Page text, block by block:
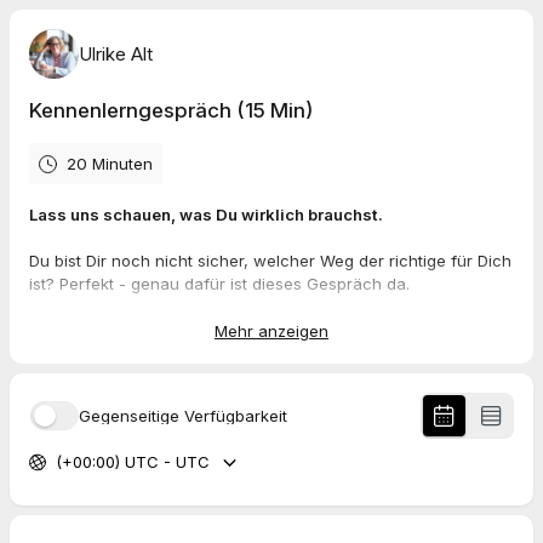
Ulrike Alt
Kennenlerngespräch (15 Min)
20 Minuten
Lass uns schauen, was Du wirklich brauchst.
Du bist Dir noch nicht sicher, welcher Weg der richtige für Dich
ist? Perfekt - genau dafür ist dieses Gespräch da.
Vielleicht interessierst Du Dich für einen IQ-Test und hast noch
gehen soll. Möglicherweise brauchst Du erstmal eine klare
Analyse Deiner Situation.
In unserem kurzen Gespräch:
Mehr anzeigen
Gegenseitige Verfügbarkeit
(+00:00) UTC - UTC